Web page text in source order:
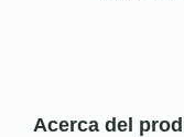
Acerca del